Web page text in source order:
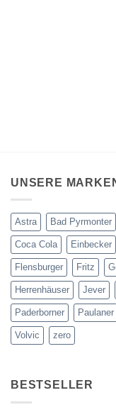
UNSERE
Astra Bad Pyrmonter
Coca Cola Einbecker
Flensburger Fritz
Herrenhäuser Jever
Paderborner Paulaner
Volvic zero
BESTSELLER